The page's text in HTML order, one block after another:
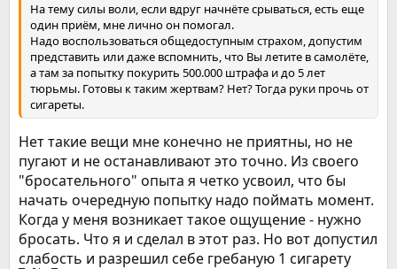
На тему силы воли, если вдруг начнёте срываться, есть еще
один приём, мне лично он помогал.
Надо воспользоваться общедоступным страхом, допустим
представить или даже вспомнить, что Вы летите в самолёте,
а там за попытку покурить 500.000 штрафа и до 5 лет
тюрьмы. Готовы к таким жертвам? Нет? Тогда руки прочь от
сигареты.
Нет такие вещи мне конечно не приятны, но не
пугают и не останавливают это точно. Из своего
"бросательного" опыта я четко усвоил, что бы
начать очередную попытку надо поймать момент.
Когда у меня возникает такое ощущение - нужно
бросать. Что я и сделал в этот раз. Но вот допустил
слабость и разрешил себе гребаную 1 сигарету